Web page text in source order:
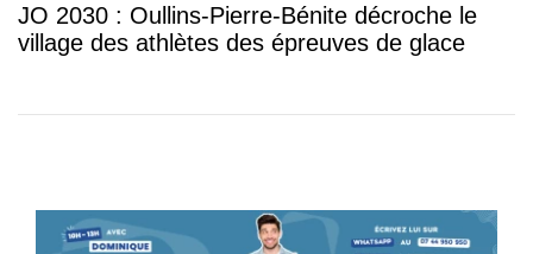
JO 2030 : Oullins-Pierre-Bénite décroche le
village des athlètes des épreuves de glace